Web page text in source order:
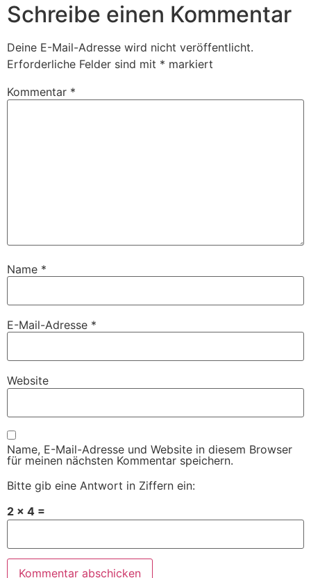
Schreibe einen Kommentar
Deine E-Mail-Adresse wird nicht veröffentlicht.
Erforderliche Felder sind mit * markiert
Kommentar *
Name *
E-Mail-Adresse *
Website
Name, E-Mail-Adresse und Website in diesem Browser
für meinen nächsten Kommentar speichern.
Bitte gib eine Antwort in Ziffern ein:
2 × 4 =